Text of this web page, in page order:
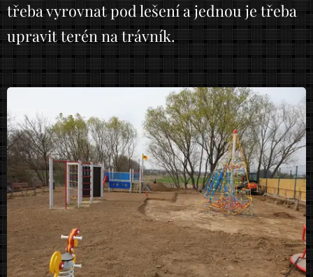
třeba vyrovnat pod lešení a jednou je třeba
upravit terén na trávník.